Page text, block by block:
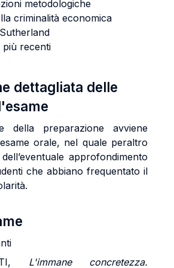
metodologiche
criminalità economica
più recenti
dettagliata delle
della preparazione avviene
orale, nel quale peraltro
approfondimento
che abbiano frequentato il
L'immane concretezza.